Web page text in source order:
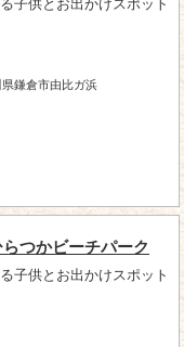
子供とお出かけスポット
鎌倉市由比ガ浜
つかビーチパーク
子供とお出かけスポット